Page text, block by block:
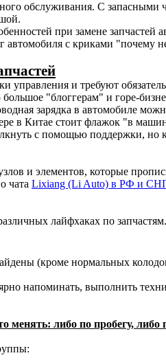
обслуживания. С запасными
при замене
автомобиля с криками "почему
управления и требуют
"блоггерам" и горе-
зарядка в автомобиле
в Китае стоит флажок "в
с помощью поддержки, но
и элементов, которые
чата Lixiang (Li Auto) в РФ и
лайфхаках по запчастям.
(кроме нормальных
напоминать, выполнить
либо по пробегу, либо